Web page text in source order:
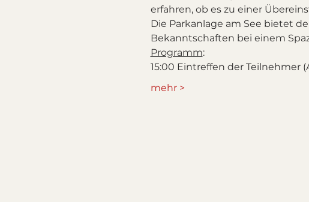
erfahren, ob es zu einer
Die Parkanlage am See bietet
Bekanntschaften bei einem
Programm:
15:00 Eintreffen der Teilnehmer
mehr >